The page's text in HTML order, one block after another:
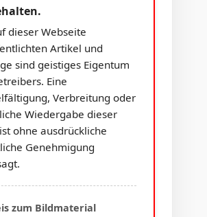
dieser Webseite
Artikel und
sind geistiges Eigentum
Eine
Verbreitung oder
Wiedergabe dieser
ohne ausdrückliche
Genehmigung
zum Bildmaterial